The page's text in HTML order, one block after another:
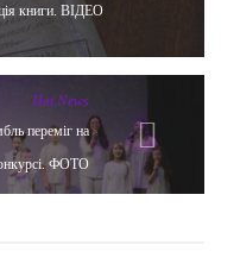
книги. ВІДЕО
Hot News
переміг на
ФОТО